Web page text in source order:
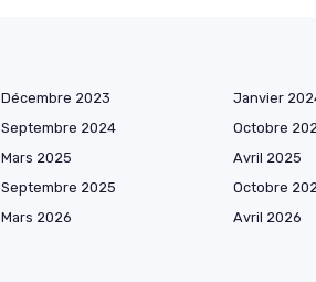
Décembre 2023 Janvier
Septembre 2024 Octobre
Mars 2025 Avril 2025
Septembre 2025 Octobre
Mars 2026 Avril 2026